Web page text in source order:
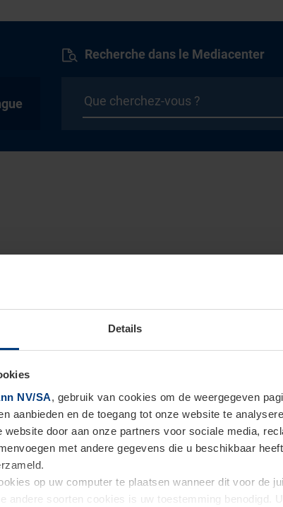
Details
NV/SA, gebruik van cookies om de weergegeven
aanbieden en de toegang tot onze website te
door aan onze partners voor sociale media,
met andere gegevens die u beschikbaar
op uw computer te plaatsen wanneer dit voor de
andere soorten cookies is uw toestemming benodigd.
Recherche dans le Mediacenter